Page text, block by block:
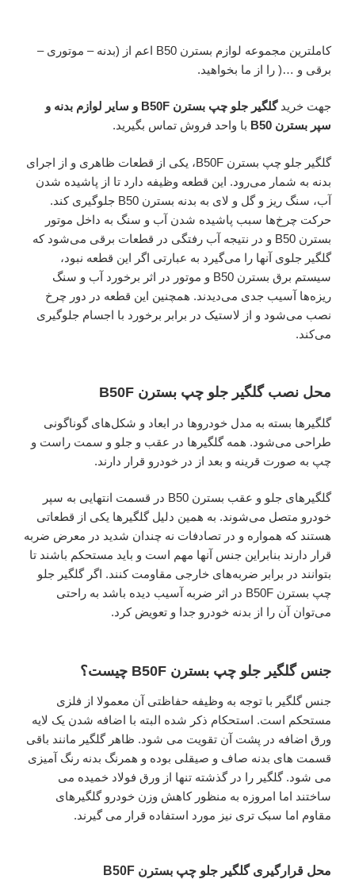
کاملترین مجموعه لوازم بسترن B50 اعم از (بدنه – موتوری –
برقی و …( را از ما بخواهید.
جهت خرید
گلگیر جلو چپ بسترن B50F و سایر لوازم بدنه و
سپر بسترن B50
با واحد فروش تماس بگیرید.
گلگیر جلو چپ بسترن B50F، یکی از قطعات ظاهری و از اجرای
بدنه به شمار می‌رود. این قطعه وظیفه دارد تا از پاشیده شدن
آب، سنگ ریز و گل و لای به بدنه بسترن B50 جلوگیری کند.
حرکت چرخ‌ها سبب پاشیده شدن آب و سنگ به داخل موتور
بسترن B50 و در نتیجه آب رفتگی در قطعات برقی می‌شود که
گلگیر جلوی آنها را می‌گیرد به عبارتی اگر این قطعه نبود،
سیستم برق بسترن B50 و موتور در اثر برخورد آب و سنگ
ریزه‌ها آسیب جدی می‌دیدند. همچنین این قطعه در دور چرخ
نصب می‌شود و از لاستیک در برابر برخورد با اجسام جلوگیری
می‌کند.
محل نصب گلگیر جلو چپ بسترن B50F
گلگیرها بسته به مدل خودرو‌ها در ابعاد و شکل‌های گوناگونی
طراحی می‌شود. همه گلگیرها در عقب و جلو و سمت راست و
چپ به صورت قرینه و بعد از در خودرو قرار دارند.
گلگیرهای جلو و عقب بسترن B50 در قسمت انتهایی به سپر
خودرو متصل می‌شوند. به همین دلیل گلگیرها یکی از قطعاتی
هستند که همواره و در تصادفات نه چندان شدید در معرض ضربه
قرار دارند بنابراین جنس آنها مهم است و باید مستحکم باشند تا
بتوانند در برابر ضربه‌های خارجی مقاومت کنند. اگر گلگیر جلو
چپ بسترن B50F در اثر ضربه آسیب دیده باشد به راحتی
می‌توان آن را از بدنه خودرو جدا و تعویض کرد.
جنس گلگیر جلو چپ بسترن B50F چیست؟
جنس گلگیر با توجه به وظیفه حفاظتی آن معمولا از فلزی
مستحکم است. استحکام ذکر شده البته با اضافه شدن یک لایه
ورق اضافه در پشت آن تقویت می‌ شود. ظاهر گلگیر مانند باقی
قسمت‌ های بدنه صاف و صیقلی بوده و همرنگ بدنه رنگ آمیزی
می شود. گلگیر را در گذشته تنها از ورق فولاد خمیده می‌
ساختند اما امروزه به‌ منظور کاهش وزن خودرو گلگیرهای
مقاوم اما سبک‌ تری نیز مورد استفاده قرار می‌ گیرند.
محل قرارگیری گلگیر جلو چپ بسترن B50F